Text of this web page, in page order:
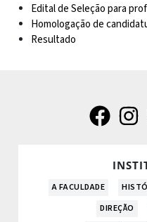
Edital de Seleção para
Homologação de
Resultado
A FACULDADE
DIREÇÃO